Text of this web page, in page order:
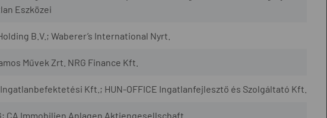
Eszközei
B.V.; Waberer’s International Nyrt.
Művek Zrt. NRG Finance Kft.
Kft.; HUN-OFFICE Ingatlanfejlesztő és Szolgáltató Kft.
CA Immobilien Anlagen Aktiengesellschaft